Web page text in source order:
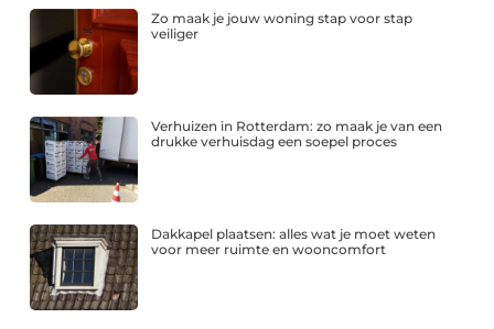
Zo maak je jouw woning stap voor stap
veiliger
Verhuizen in Rotterdam: zo maak je van een
drukke verhuisdag een soepel proces
Dakkapel plaatsen: alles wat je moet weten
voor meer ruimte en wooncomfort